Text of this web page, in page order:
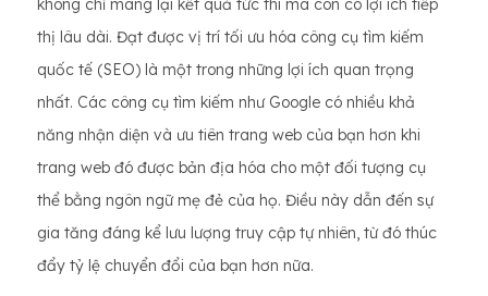
không chỉ mang lại kết quả tức thì mà còn có lợi ích tiếp
thị lâu dài. Đạt được vị trí tối ưu hóa công cụ tìm kiếm
quốc tế (SEO) là một trong những lợi ích quan trọng
nhất. Các công cụ tìm kiếm như Google có nhiều khả
năng nhận diện và ưu tiên trang web của bạn hơn khi
trang web đó được bản địa hóa cho một đối tượng cụ
thể bằng ngôn ngữ mẹ đẻ của họ. Điều này dẫn đến sự
gia tăng đáng kể lưu lượng truy cập tự nhiên, từ đó thúc
đẩy tỷ lệ chuyển đổi của bạn hơn nữa.